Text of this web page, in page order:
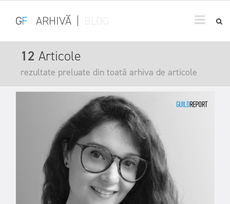
GF ARHIVĂ
12 Articole
rezultate preluate din toată arhiva de articole